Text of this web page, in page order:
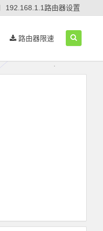
192.168.1.1路由器设置
路由器限速